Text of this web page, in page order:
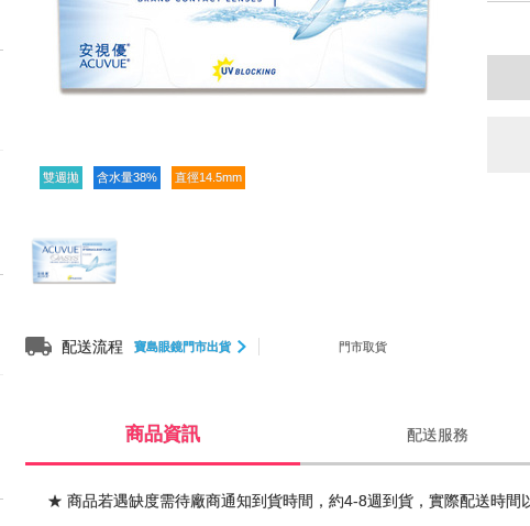
雙週拋 含水量38% 直徑14.5mm
配送流程 寶島眼鏡門市出貨 門市取貨
商品資訊 配送服務
★ 商品若遇缺度需待廠商通知到貨時間，約4-8週到貨，實際配送時間